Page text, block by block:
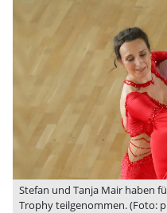
Stefan und Tanja Mair haben
Trophy teilgenommen. (Foto: